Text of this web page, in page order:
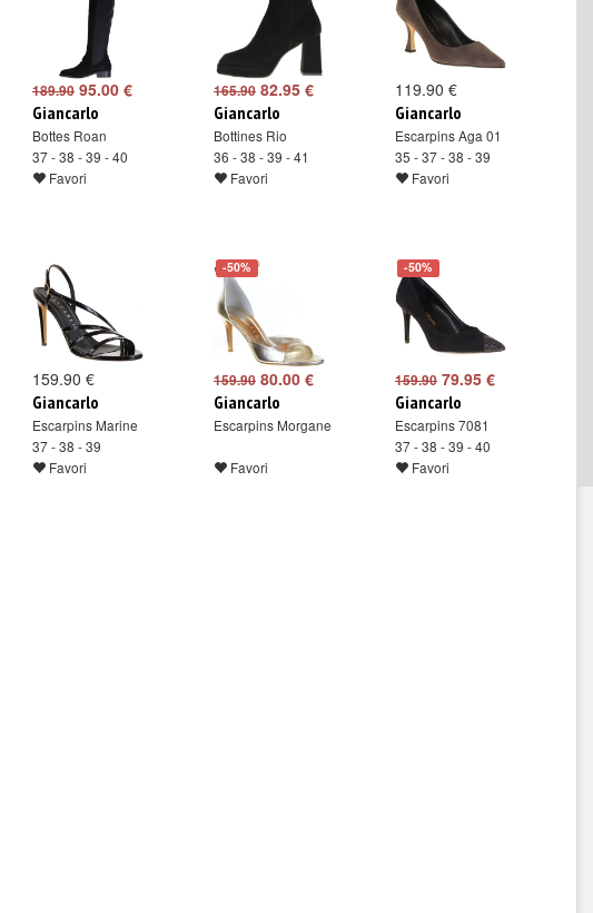
189.90 95.00 €
Giancarlo
Bottes Roan
37 - 38 - 39 - 40
Favori
165.90 82.95 €
Giancarlo
Bottines Rio
36 - 38 - 39 - 41
Favori
119.90 €
Giancarlo
Escarpins Aga 01
35 - 37 - 38 - 39
Favori
159.90 €
Giancarlo
Escarpins Marine
37 - 38 - 39
Favori
-50%
159.90 80.00 €
Giancarlo
Escarpins Morgane
Favori
-50%
159.90 79.95 €
Giancarlo
Escarpins 7081
37 - 38 - 39 - 40
Favori